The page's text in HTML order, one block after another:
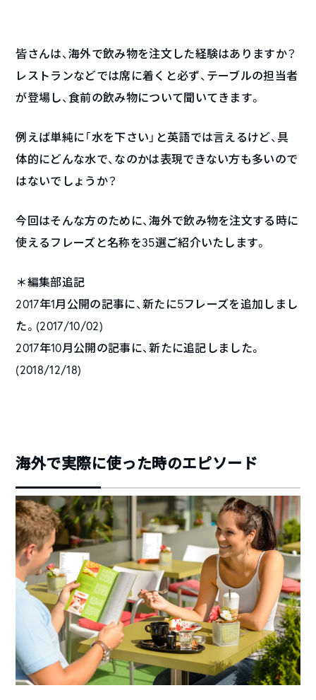
皆さんは、海外で飲み物を注文した経験はありますか？
レストランなどでは席に着くと必ず、テーブルの担当者
が登場し、食前の飲み物について聞いてきます。
例えば単純に「水を下さい」と英語では言えるけど、具
体的にどんな水で、なのかは表現できない方も多いので
はないでしょうか？
今回はそんな方のために、海外で飲み物を注文する時に
使えるフレーズと名称を35選ご紹介いたします。
＊編集部追記
2017年1月公開の記事に、新たに5フレーズを追加しまし
た。(2017/10/02)
2017年10月公開の記事に、新たに追記しました。
(2018/12/18)
海外で実際に使った時のエピソード